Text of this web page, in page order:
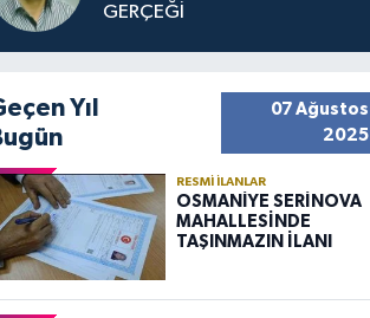
GERÇEĞİ
Yıl
07 Ağustos
2025
RESMI İLANLAR
OSMANİYE SERİNOVA
MAHALLESİNDE
TAŞINMAZIN İLANI